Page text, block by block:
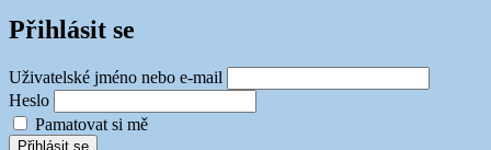
Přihlásit se
Uživatelské jméno nebo e-mail
Heslo
Pamatovat si mě
Přihlásit se